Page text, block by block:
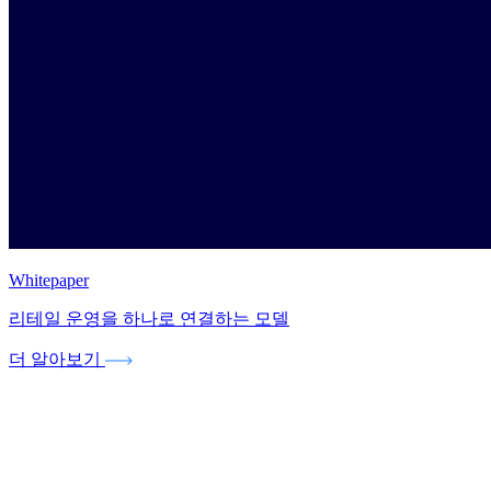
Whitepaper
리테일 운영을 하나로 연결하는 모델
더 알아보기